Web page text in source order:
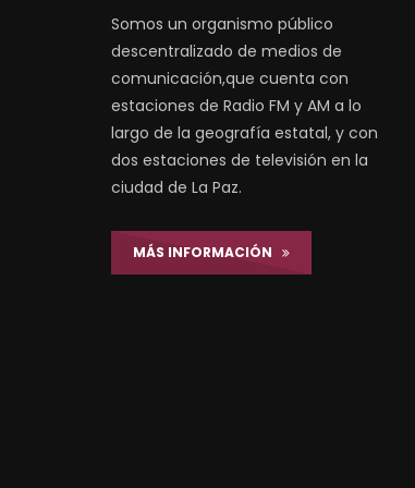
Somos un organismo público
descentralizado de medios de
comunicación,que cuenta con
estaciones de Radio FM y AM a lo
largo de la geografía estatal, y con
dos estaciones de televisión en la
ciudad de La Paz.
MÁS INFORMACIÓN